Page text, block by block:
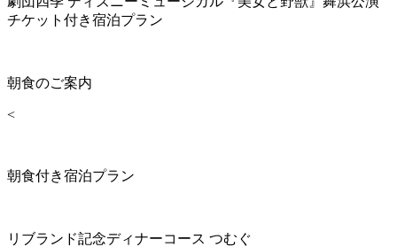
チケット付き宿泊プラン
朝食のご案内
<
朝食付き宿泊プラン
リブランド記念ディナーコース つむぐ